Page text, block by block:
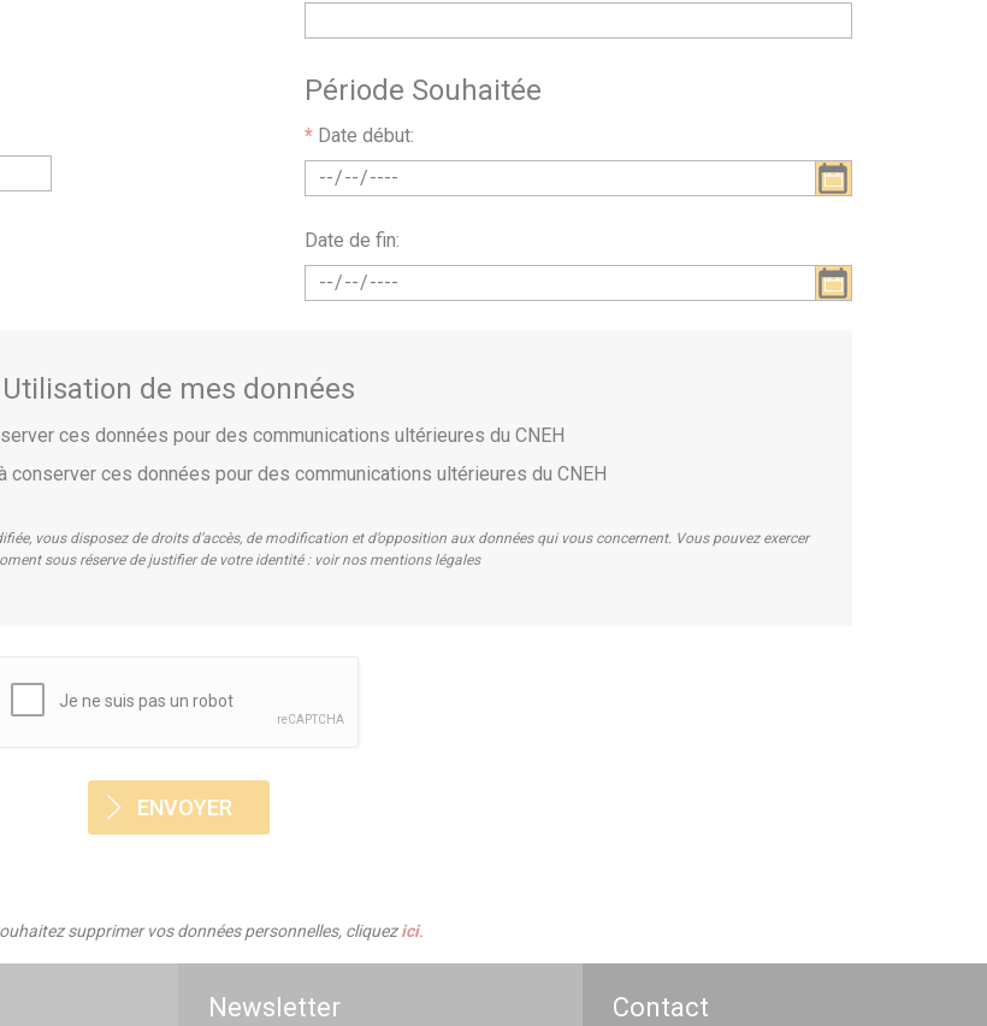
Période Souhaitée
* Date début:
Date de fin:
Utilisation de mes données
ces données pour des communications ultérieures du CNEH
conserver ces données pour des communications ultérieures du CNEH
vous disposez de droits d’accès, de modification et d’opposition aux données qui vous concernent. Vous pouvez exercer
sous réserve de justifier de votre identité : voir nos mentions légales
supprimer vos données personnelles, cliquezici.
Newsletter Contact